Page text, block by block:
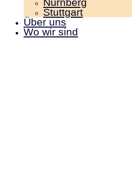
Stuttgart
Über uns
Wo wir sind